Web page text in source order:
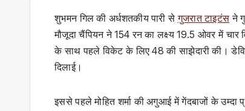
शुभमन गिल की अर्धशतकीय पारी सेगुजरात टाइटंस ने
मौजूदा चैंपियन ने 154 रन का लक्ष्य 19.5 ओवर में
के साथ पहले विकेट के लिए 48 की साझेदारी की।
दिलाई।
इससे पहले मोहित शर्मा की अगुआई में गेंदबाजों के